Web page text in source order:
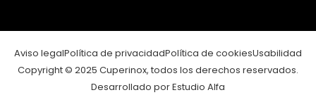
Aviso legalPolítica de privacidadPolítica de cookiesUsabilidad
Copyright © 2025 Cuperinox, todos los derechos reservados.
Desarrollado por Estudio Alfa